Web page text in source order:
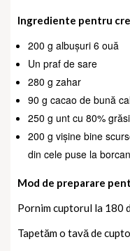
Ingrediente pentru
200 g albușuri 6 ouă
Un praf de sare
280 g zahar
90 g cacao de bună
250 g unt cu 80%
200 g vișine bine
din cele puse la
Mod de preparare
Pornim cuptorul la 180
Tapetăm o tavă de